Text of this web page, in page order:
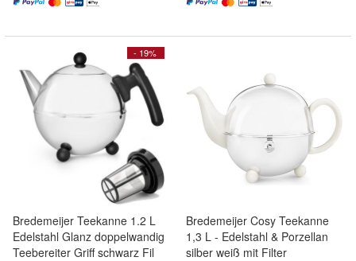
- 19%
Bredemeijer Teekanne 1.2 L
Edelstahl Glanz doppelwandig
Teebereiter Griff schwarz Fil
Bredemeijer Cosy Teekanne
1,3 L - Edelstahl & Porzellan
silber weiß mit Filter